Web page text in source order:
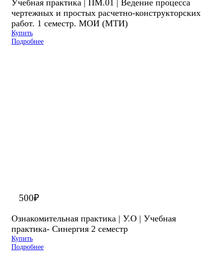
Учебная практика | ПМ.01 | Ведение процесса
чертежных и простых расчетно-конструкторских
работ. 1 семестр. МОИ (МТИ)
Купить
Подробнее
500₽
Ознакомительная практика | У.О | Учебная
практика- Синергия 2 семестр
Купить
Подробнее